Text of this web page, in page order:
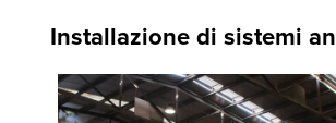
Installazione di sistemi